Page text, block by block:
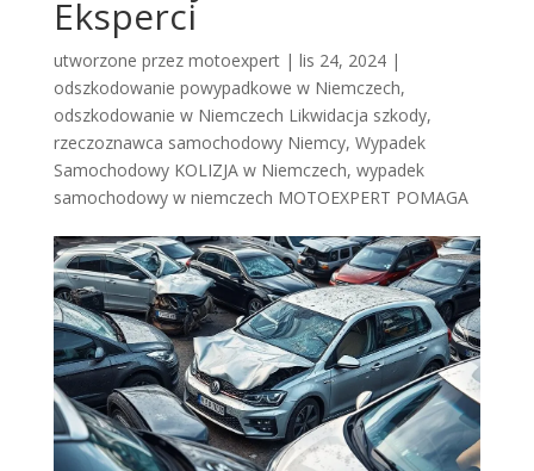
Eksperci
utworzone przez motoexpert| lis 24, 2024|
odszkodowanie powypadkowe w Niemczech,
odszkodowanie w Niemczech Likwidacja szkody,
rzeczoznawca samochodowy Niemcy, Wypadek
Samochodowy KOLIZJA w Niemczech, wypadek
samochodowy w niemczech MOTOEXPERT POMAGA